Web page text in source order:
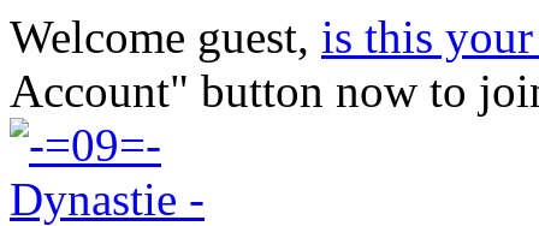
Welcome guest, is this
Account" button now to